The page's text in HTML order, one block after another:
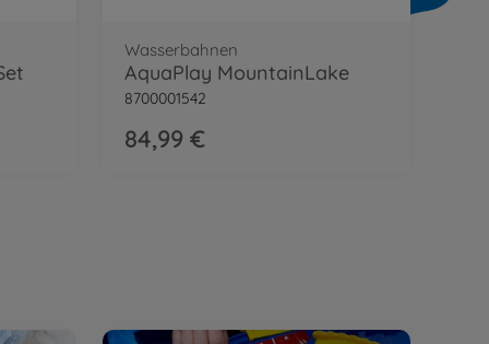
Wasserbahnen
AquaPlay MountainLake
8700001542
84,99 €